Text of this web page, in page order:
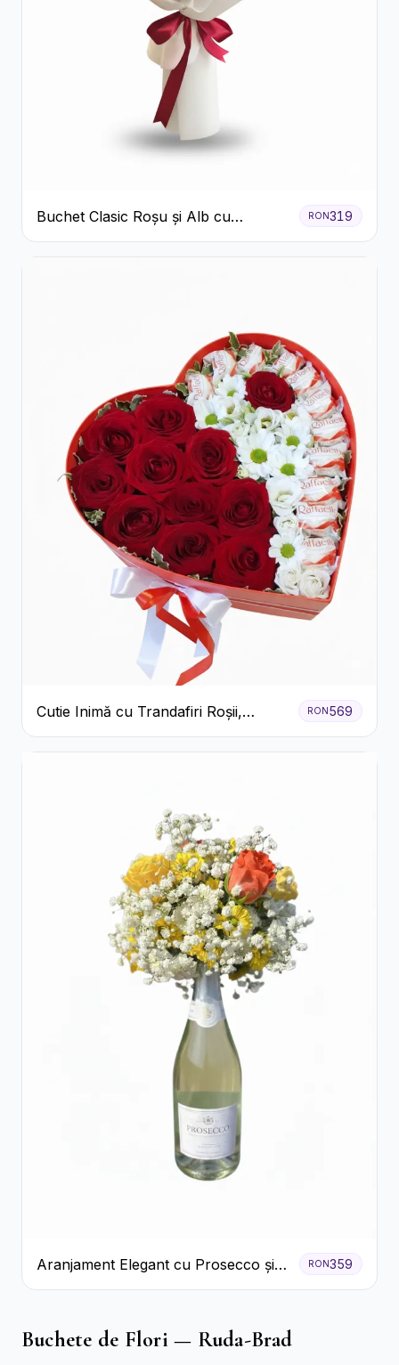
Buchet Clasic Roșu și Alb cu
Crizanteme
RON319
Cutie Inimă cu Trandafiri Roșii,
Crizanteme Albe și Bomboane
Raffaello
RON569
Aranjament Elegant cu Prosecco și
Flori Galbene.
RON359
Buchete de Flori — Ruda-Brad